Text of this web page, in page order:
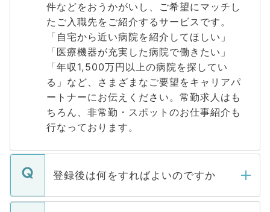
件などをおうかがいし、ご希望にマッチし
たご入職先をご紹介するサービスです。
「自宅から近い病院を紹介してほしい」
「医療機器が充実した病院で働きたい」
「年収1,500万円以上の病院を探してい
る」など、さまざまなご要望をキャリアパ
ートナーにお伝えください。常勤求人はも
ちろん、非常勤・スポットのお仕事紹介も
行なっております。
登録後は何をすればよいのですか
ご登録いただきましたら、弊社担当者がご